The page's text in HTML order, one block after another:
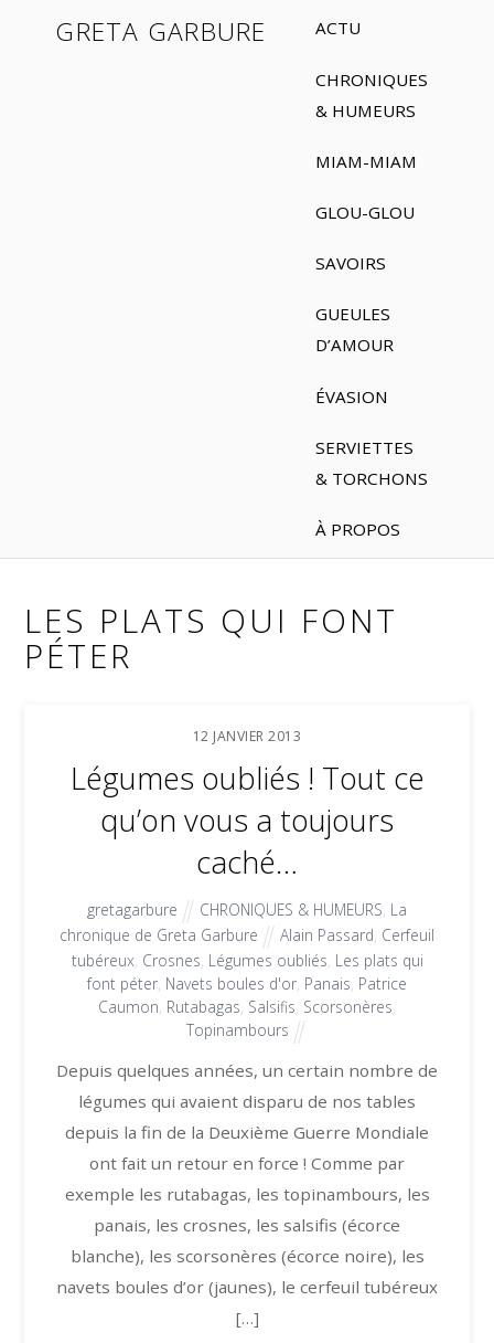
GRETA GARBURE ACTU
CHRONIQUES
& HUMEURS
MIAM-MIAM
GLOU-GLOU
SAVOIRS
GUEULES
D’AMOUR
ÉVASION
SERVIETTES
& TORCHONS
À PROPOS
LES PLATS QUI FONT
PÉTER
12 JANVIER 2013
Légumes oubliés ! Tout ce
qu’on vous a toujours
caché…
gretagarbure CHRONIQUES & HUMEURS, La
chronique de Greta Garbure
Alain Passard, Cerfeuil
tubéreux Crosnes Légumes oubliés Les plats qui
font péter Navets boules d'or Panais Patrice
Caumon Rutabagas Salsifis Scorsonères
Topinambours
Depuis quelques années, un certain nombre de
légumes qui avaient disparu de nos tables
depuis la fin de la Deuxième Guerre Mondiale
ont fait un retour en force ! Comme par
exemple les rutabagas, les topinambours, les
panais, les crosnes, les salsifis (écorce
blanche), les scorsonères (écorce noire), les
navets boules d’or (jaunes), le cerfeuil tubéreux
[…]